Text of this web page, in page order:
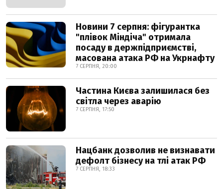
Новини 7 серпня: фігурантка
"плівок Міндіча" отримала
посаду в держпідприємстві,
масована атака РФ на Укрнафту
7 СЕРПНЯ, 20:00
Частина Києва залишилася без
світла через аварію
7 СЕРПНЯ, 17:50
Нацбанк дозволив не визнавати
дефолт бізнесу на тлі атак РФ
7 СЕРПНЯ, 18:33